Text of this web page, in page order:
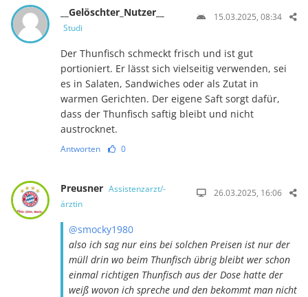
__Gelöschter_Nutzer__
Studi
15.03.2025, 08:34
Der Thunfisch schmeckt frisch und ist gut
portioniert. Er lässt sich vielseitig verwenden, sei
es in Salaten, Sandwiches oder als Zutat in
warmen Gerichten. Der eigene Saft sorgt dafür,
dass der Thunfisch saftig bleibt und nicht
austrocknet.
Antworten 0
Preusner Assistenzarzt/-
ärztin
26.03.2025, 16:06
@smocky1980
also ich sag nur eins bei solchen Preisen ist nur der
müll drin wo beim Thunfisch übrig bleibt wer schon
einmal richtigen Thunfisch aus der Dose hatte der
weiß wovon ich spreche und den bekommt man nicht